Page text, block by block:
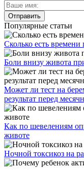
Популярные статьи
Сколько есть
Боли внизу живота
Может ли тест на
результат перед
Как по шевелениям
животе
Ночной токсикоз на